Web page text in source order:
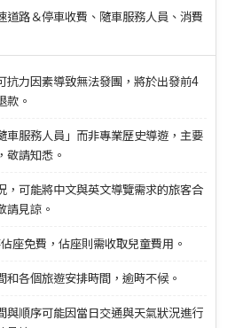
道路＆停車收費、隨車服務人員、消費
抗力因素導致無法發團，將於出發前4
款。
車服務人員」而非專業歷史導遊，主要
敬請知悉。
，可能將中文與英文導覽需求的旅客合
請見諒。
座免費，佔座則需收取兒童費用。
和各個旅遊安排時間，逾時不候。
與順序可能因當日交通與天氣狀況進行